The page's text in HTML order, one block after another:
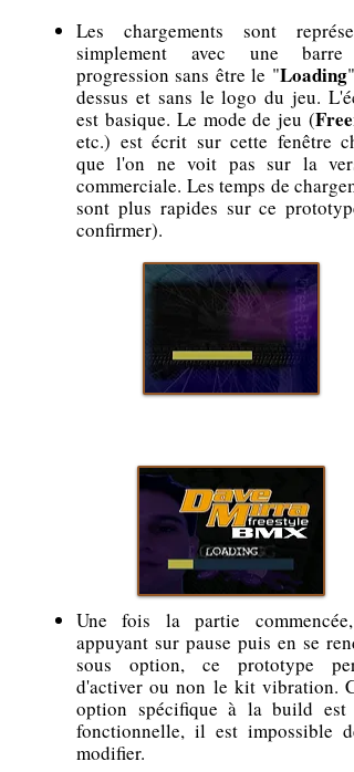
Les chargements sont
simplement avec une barre
progression sans être le "Loading
dessus et sans le logo du jeu.
est basique. Le mode de jeu (
etc.) est écrit sur cette fenêtre
que l'on ne voit pas sur la
commerciale. Les temps de
sont plus rapides sur ce
confirmer).
Une fois la partie commencée,
appuyant sur pause puis en se
sous option, ce prototype
d'activer ou non le kit vibration.
option spécifique à la build est
fonctionnelle, il est impossible
modifier.